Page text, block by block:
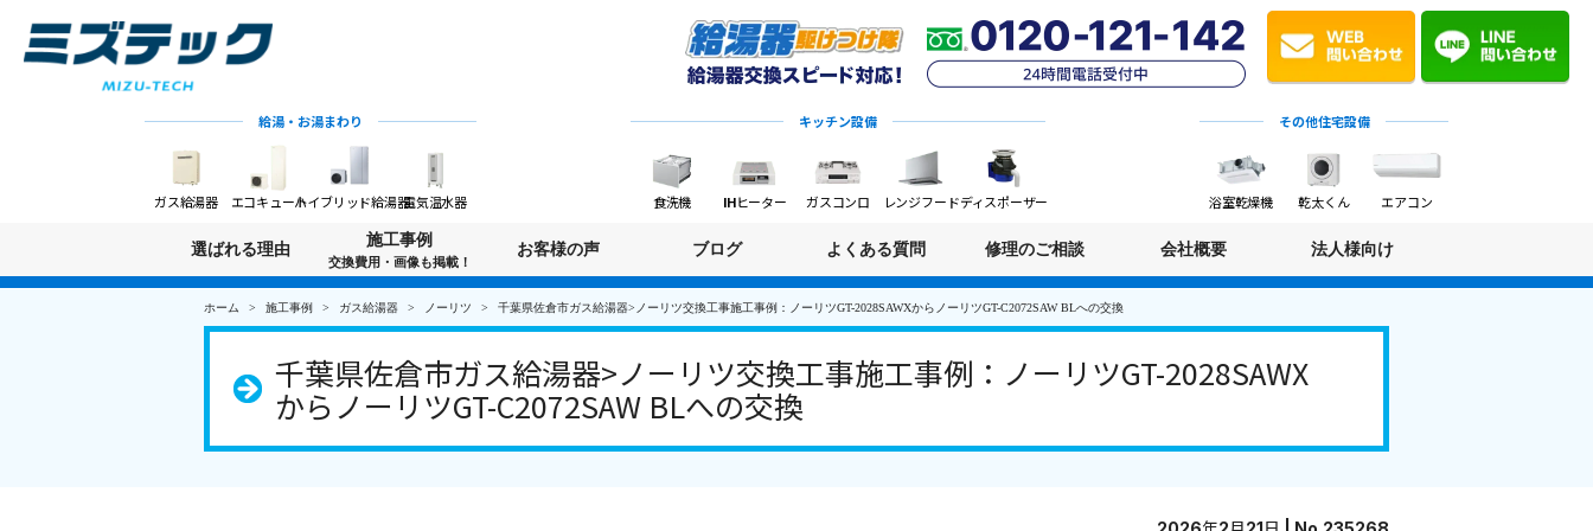
給湯・お湯まわり
ガス給湯器 エコキュートハイブリッド給湯器電気温水器
キッチン設備
食洗機 IHヒーター ガスコンロ レンジフードディスポーザー
その他住宅設備
浴室乾燥機 乾太くん エアコン
選ばれる理由
施工事例
交換費用・画像も掲載！
お客様の声 ブログ よくある質問 修理のご相談 会社概要 法人様向け
ホーム 施工事例 ガス給湯器 ノーリツ 千葉県佐倉市ガス給湯器>ノーリツ交換工事施工事例：ノーリツGT-2028SAWXからノーリツGT-C2072SAW BLへの交換
千葉県佐倉市ガス給湯器>ノーリツ交換工事施工事例：ノーリツGT-2028SAWX
からノーリツGT-C2072SAW BLへの交換